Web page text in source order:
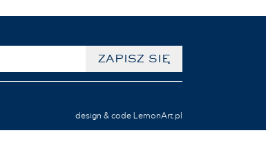
design & code LemonArt.pl